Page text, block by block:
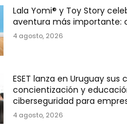
Lala Yomi® y Toy Story
aventura más importante:
4 agosto, 2026
ESET lanza en Uruguay sus
concientización y
ciberseguridad para
4 agosto, 2026